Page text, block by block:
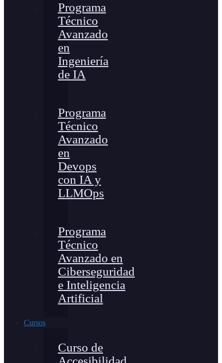
Programa
Técnico
Avanzado
en
Ingeniería
de IA
Programa
Técnico
Avanzado
en
Devops
con IA y
LLMOps
Programa
Técnico
Avanzado en
Ciberseguridad
e Inteligencia
Artificial
Cursos
Curso de